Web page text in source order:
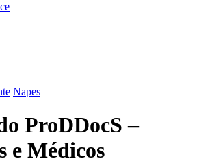
Napes
ProDDocS –
e Médicos